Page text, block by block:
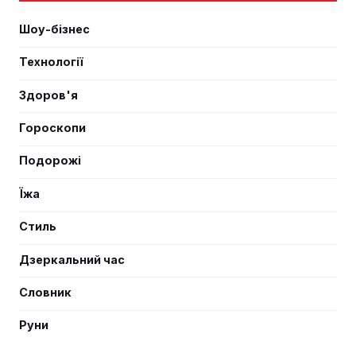
Шоу-бізнес
Технології
Здоров'я
Гороскопи
Подорожі
Їжа
Стиль
Дзеркальний час
Словник
Руни